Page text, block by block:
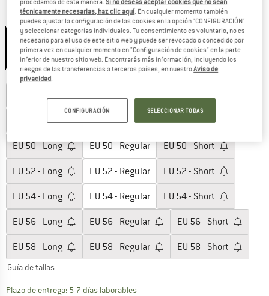
Color:True Black
30%
Elegir talla:
46 - Long EU46 - Regular EU46 - Short
48 - Long EU48 - Regular EU48 - Short
EU 50 - Long EU 50 - Regular EU 50 - Short
EU 52 - Long EU 52 - Regular EU 52 - Short
EU 54 - Long EU 54 - Regular EU 54 - Short
EU 56 - Long EU 56 - Regular EU 56 - Short
EU 58 - Long EU 58 - Regular EU 58 - Short
Guía de tallas
Plazo de entrega: 5-7 días laborablesEl enlace se abre en una ventana
técnicamente necesarias, haz clic aquí. En cualquier momento también
puedes ajustar la configuración de las cookies en la opción "CONFIGURACIÓN"
y seleccionar categorías individuales. Tu consentimiento es voluntario, no es
necesario para el uso de este sitio web y puede ser revocado o concedido por
primera vez en cualquier momento en "Configuración de cookies" en la parte
inferior de nuestro sitio web. Encontrarás más información, incluyendo los
riesgos de las transferencias a terceros países, en nuestroAviso de
privacidad
CONFIGURACIÓN SELECCIONAR TODAS